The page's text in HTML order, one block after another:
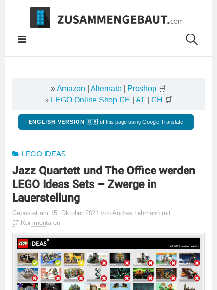
Springe
Inhalt
»Amazon Alternate Proshop 🛒
» LEGO Online Shop DE AT CH 🛒
ENGLISH VERSION 🇬🇧 of this page using Google Translate
LEGO IDEAS
Jazz Quartett und The Office werden
LEGO Ideas Sets – Zwerge in
Lauerstellung
Gepostet am 15. Oktober 2021 von Andres Lehmann mit
37 Kommentaren